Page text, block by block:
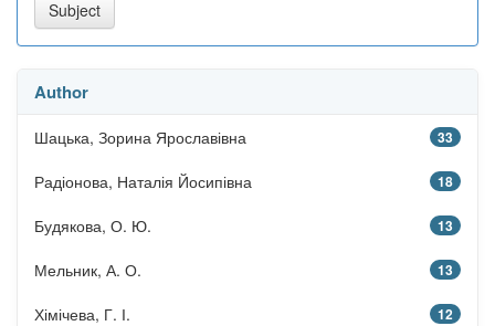
Author
Шацька, Зорина Ярославівна 33
Радіонова, Наталія Йосипівна 18
Будякова, О. Ю. 13
Мельник, А. О. 13
Хімічева, Г. І. 12